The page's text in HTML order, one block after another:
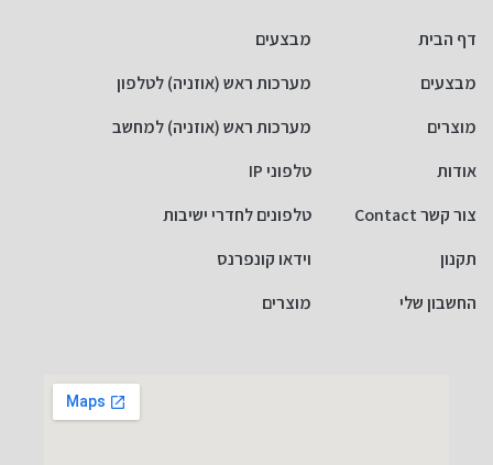
דף הבית
מבצעים
מוצרים
אודות
צור קשר Contact
תקנון
החשבון שלי
מבצעים
מערכות ראש (אוזניה) לטלפון
מערכות ראש (אוזניה) למחשב
טלפוני IP
טלפונים לחדרי ישיבות
וידאו קונפרנס
מוצרים